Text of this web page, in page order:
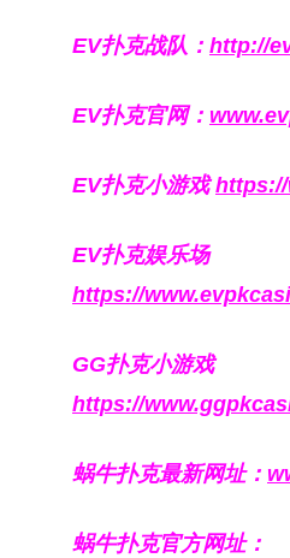
EV扑克战队： http://
EV扑克官网：
EV扑克小游戏
EV扑克娱乐场
https://
GG扑克小游戏
https://
蜗牛扑克最新网址：
蜗牛扑克官方网址：